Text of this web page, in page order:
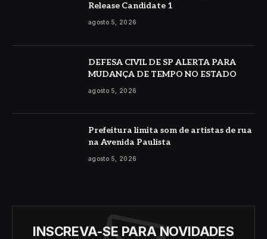
Release Candidate 1
agosto 5, 2026
DEFESA CIVIL DE SP ALERTA PARA
MUDANÇA DE TEMPO NO ESTADO
agosto 5, 2026
Prefeitura limita som de artistas de rua
na Avenida Paulista
agosto 5, 2026
INSCREVA-SE PARA NOVIDADES